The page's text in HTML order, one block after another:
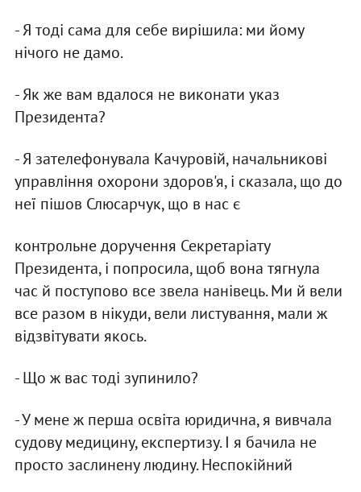
- Я тодi сама для себе вирiшила: ми йому
нiчого не дамо.
- Як же вам вдалося не виконати указ
Президента?
- Я зателефонувала Качуровiй, начальниковi
управлiння охорони здоров'я, i сказала, що до
неї пiшов Слюсарчук, що в нас є
контрольне доручення Секретарiату
Президента, i попросила, щоб вона тягнула
час й поступово все звела нанiвець. Ми й вели
все разом в нiкуди, вели листування, мали ж
вiдзвiтувати якось.
- Що ж вас тодi зупинило?
- У мене ж перша освiта юридична, я вивчала
судову медицину, експертизу. I я бачила не
просто заслинену людину. Неспокiйний